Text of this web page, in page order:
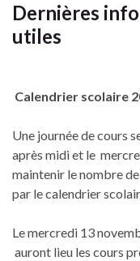
Dernières
utiles
Calendrier scolaire
Une journée de cours
après midi et le
maintenir le nombre
par le calendrier
Le mercredi 13
auront lieu les cours